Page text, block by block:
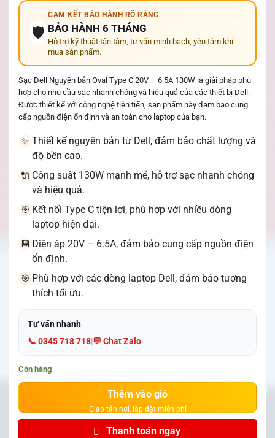
🛡️
CAM KẾT BẢO HÀNH RÕ RÀNG
BẢO HÀNH 6 THÁNG
Hỗ trợ kỹ thuật tận tâm, tư vấn minh bạch, yên tâm khi
mua sản phẩm.
Sạc Dell Nguyên bản Oval Type C 20V – 6.5A 130W là giải pháp phù
hợp cho nhu cầu sạc nhanh chóng và hiệu quả của các thiết bị Dell.
Được thiết kế với công nghệ tiên tiến, sản phẩm này đảm bảo cung
cấp nguồn điện ổn định và an toàn cho laptop của bạn.
✨ Thiết kế nguyên bản từ Dell, đảm bảo chất lượng và
độ bền cao.
🔌 Công suất 130W mạnh mẽ, hỗ trợ sạc nhanh chóng
và hiệu quả.
🎯 Kết nối Type C tiện lợi, phù hợp với nhiều dòng
laptop hiện đại.
💾 Điện áp 20V – 6.5A, đảm bảo cung cấp nguồn điện
ổn định.
🎯 Phù hợp với các dòng laptop Dell, đảm bảo tương
thích tối ưu.
Tư vấn nhanh
📞 0345 718 718|💬 Chat Zalo
Còn hàng
Thêm vào giỏ
Thanh toán ngay